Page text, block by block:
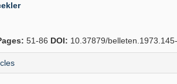
51-86 DOI: 10.37879/